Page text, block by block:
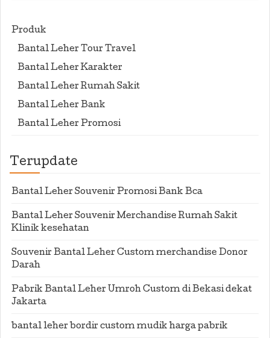
Produk
Bantal Leher Tour Travel
Bantal Leher Karakter
Bantal Leher Rumah Sakit
Bantal Leher Bank
Bantal Leher Promosi
Terupdate
Bantal Leher Souvenir Promosi Bank Bca
Bantal Leher Souvenir Merchandise Rumah Sakit
Klinik kesehatan
Souvenir Bantal Leher Custom merchandise Donor
Darah
Pabrik Bantal Leher Umroh Custom di Bekasi dekat
Jakarta
bantal leher bordir custom mudik harga pabrik